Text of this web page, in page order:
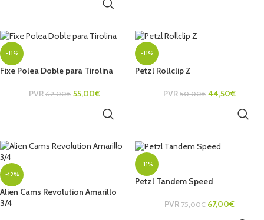
-11%
Fixe Polea Doble para Tirolina
PVR 62,00€ 55,00€
-11%
Petzl Rollclip Z
PVR 50,00€ 44,50€
-12%
Alien Cams Revolution Amarillo
3/4
-11%
Petzl Tandem Speed
PVR 75,00€ 67,00€